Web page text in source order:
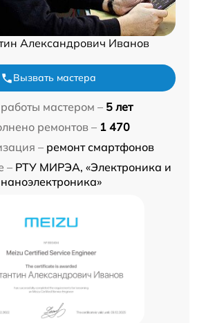
Александрович Иванов
Вызвать мастера
мастером – 5 лет
ремонтов – 1 470
– ремонт смартфонов
– РТУ МИРЭА, «Электроника и
наноэлектроника»